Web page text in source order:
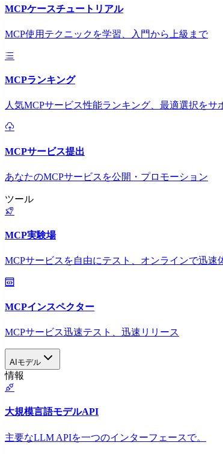
MCPケースチュートリアル
MCP使用テクニックを学習、入門から上級まで
MCPランキング
人気MCPサービス性能ランキング、最適選択をサ
MCPサービス提出
あなたのMCPサービスを公開・プロモーション
ツール
MCP実験場
MCPサービスを自由にテスト、オンラインで迅速
MCPインスペクター
MCPサービス迅速テスト、迅速リリース
AIモデル
情報
大規模言語モデルAPI
主要なLLM APIを一つのインターフェースで。